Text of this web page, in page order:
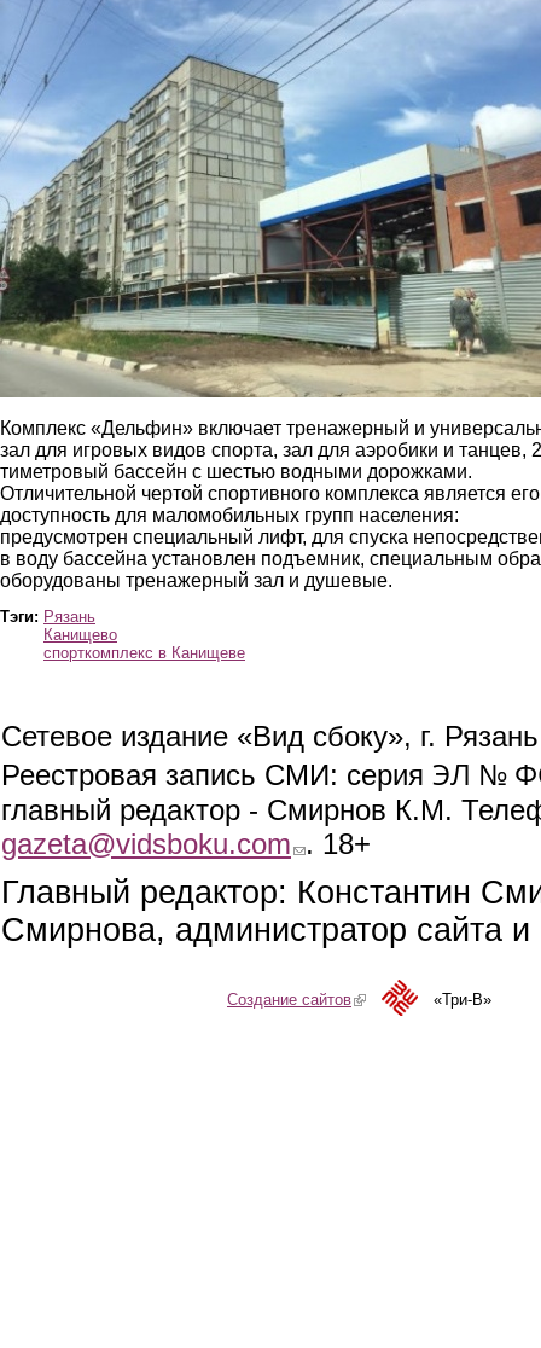
Комплекс «Дельфин» включает тренажерный и
зал для игровых видов спорта, зал для аэробики и танцев,
тиметровый бассейн с шестью водными дорожками.
Отличительной чертой спортивного комплекса является его
доступность для маломобильных групп населения:
предусмотрен специальный лифт, для спуска
в воду бассейна установлен подъемник, специальным
оборудованы тренажерный зал и душевые.
Тэги: Рязань
Канищево
спорткомплекс в Канищеве
Сетевое издание «Вид сбоку», г.
Реестровая запись СМИ: серия ЭЛ №
главный редактор - Смирнов К.М.
gazeta@vidsboku.com (link sends e-mail)
. 18+
Главный редактор: Константин
Смирнова, администратор сайта
Создание сайтов(link is external)«Три-В»